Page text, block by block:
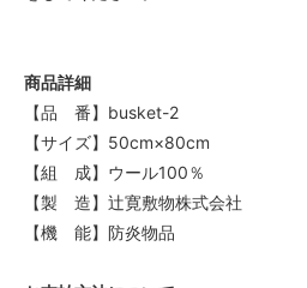
商品詳細
【品 番】busket-2
【サイズ】50cm×80cm
【組 成】ウール100％
【製 造】辻寛敷物株式会社
【機 能】防炎物品